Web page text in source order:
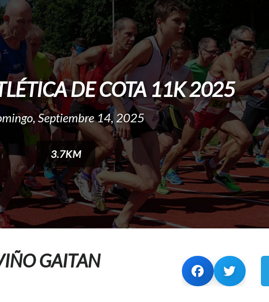
DE COTA 11K 2025
Septiembre 14, 2025
3.7KM
GAITAN